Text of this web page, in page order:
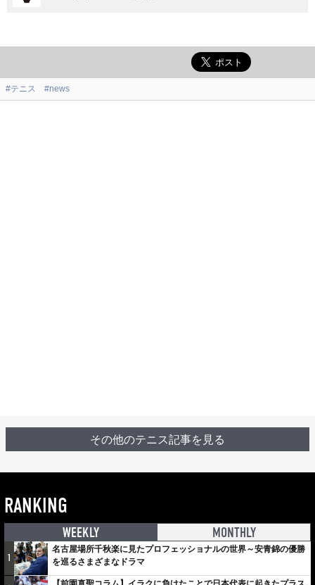
#テニス #news
その他のテニス記事を見る
RANKING
WEEKLY MONTHLY
1
名古屋場所千秋楽に見たプロフェッショナルの世界～安青錦の優勝
を巡るさまざまなドラマ